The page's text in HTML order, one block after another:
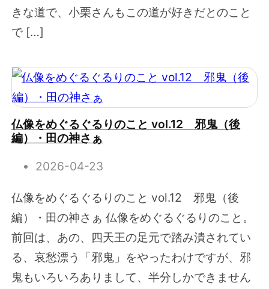
きな道で、小栗さんもこの道が好きだとのこと
で […]
仏像をめぐるぐるりのこと vol.12 邪鬼（後
編）・田の神さぁ
2026-04-23
仏像をめぐるぐるりのこと vol.12 邪鬼（後
編）・田の神さぁ 仏像をめぐるぐるりのこと。
前回は、あの、四天王の足元で踏み潰されてい
る、哀愁漂う「邪鬼」をやったわけですが、邪
鬼もいろいろありまして、半分しかできません